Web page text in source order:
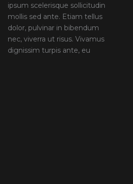
ipsum scelerisque sollicitudin
mollis sed ante. Etiam tellus
dolor, pulvinar in bibendum
nec, viverra ut risus. Vivamus
dignissim turpis ante, eu